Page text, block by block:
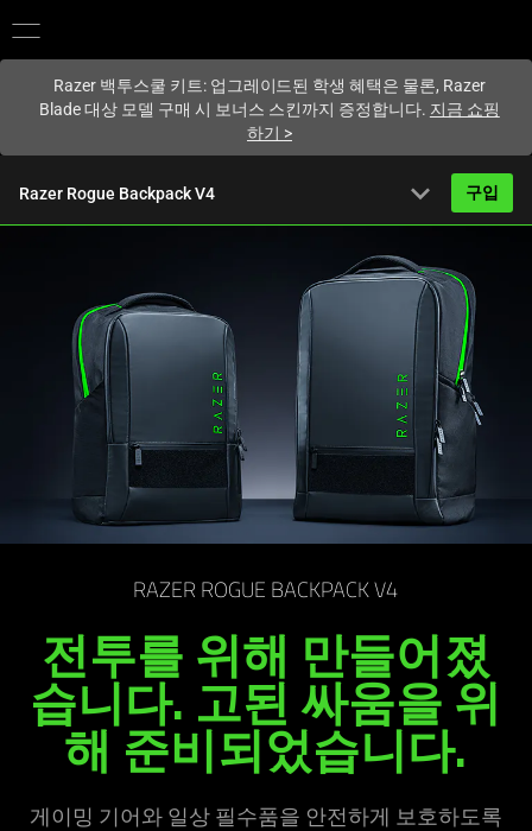
Razer 백투스쿨 키트: 업그레이드된 학생 혜택은 물론, Razer
Blade 대상 모델 구매 시 보너스 스킨까지 증정합니다. 지금 쇼핑
하기 >
Razer Rogue Backpack V4 expand_more 구입
Activating
element
on
updated.
기술 사양
RAZER ROGUE BACKPACK V4
전투를 위해 만들어졌
습니다. 고된 싸움을 위
해 준비되었습니다.
게이밍 기어와 일상 필수품을 안전하게 보호하도록